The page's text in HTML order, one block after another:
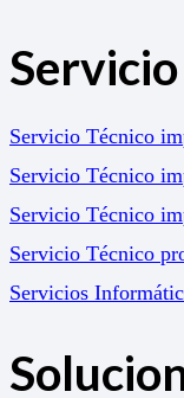
Servicio Técnico
Servicio Técnico
Servicio Técnico
Servicio Técnico
Servicios